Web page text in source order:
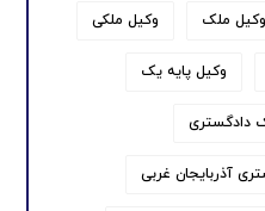
وکیل ملک وکیل ملکی
وکیل پایه یک
دادگستری
آذربایجان غربی